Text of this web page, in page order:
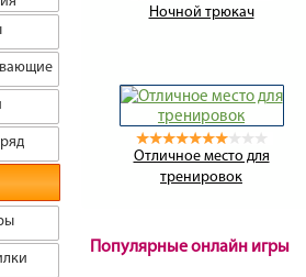
Ночной трюкач
Отличное место для
тренировок
Популярные онлайн игры